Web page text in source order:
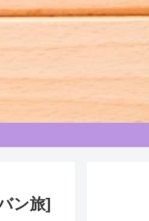
ン旅]